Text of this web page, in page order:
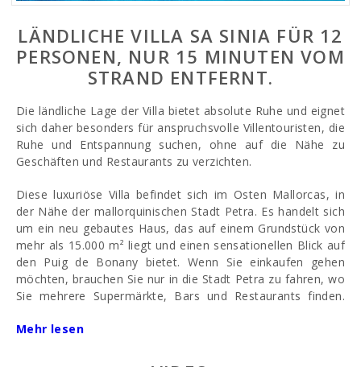
LÄNDLICHE VILLA SA SINIA FÜR 12
PERSONEN, NUR 15 MINUTEN VOM
STRAND ENTFERNT.
Die ländliche Lage der Villa bietet absolute Ruhe und eignet
sich daher besonders für anspruchsvolle Villentouristen, die
Ruhe und Entspannung suchen, ohne auf die Nähe zu
Geschäften und Restaurants zu verzichten.
Diese luxuriöse Villa befindet sich im Osten Mallorcas, in
der Nähe der mallorquinischen Stadt Petra. Es handelt sich
um ein neu gebautes Haus, das auf einem Grundstück von
mehr als 15.000 m² liegt und einen sensationellen Blick auf
den Puig de Bonany bietet. Wenn Sie einkaufen gehen
möchten, brauchen Sie nur in die Stadt Petra zu fahren, wo
Sie mehrere Supermärkte, Bars und Restaurants finden.
ganz in der Nähe, nur etwa 20 Autominuten von der Villa
Mehr lesen